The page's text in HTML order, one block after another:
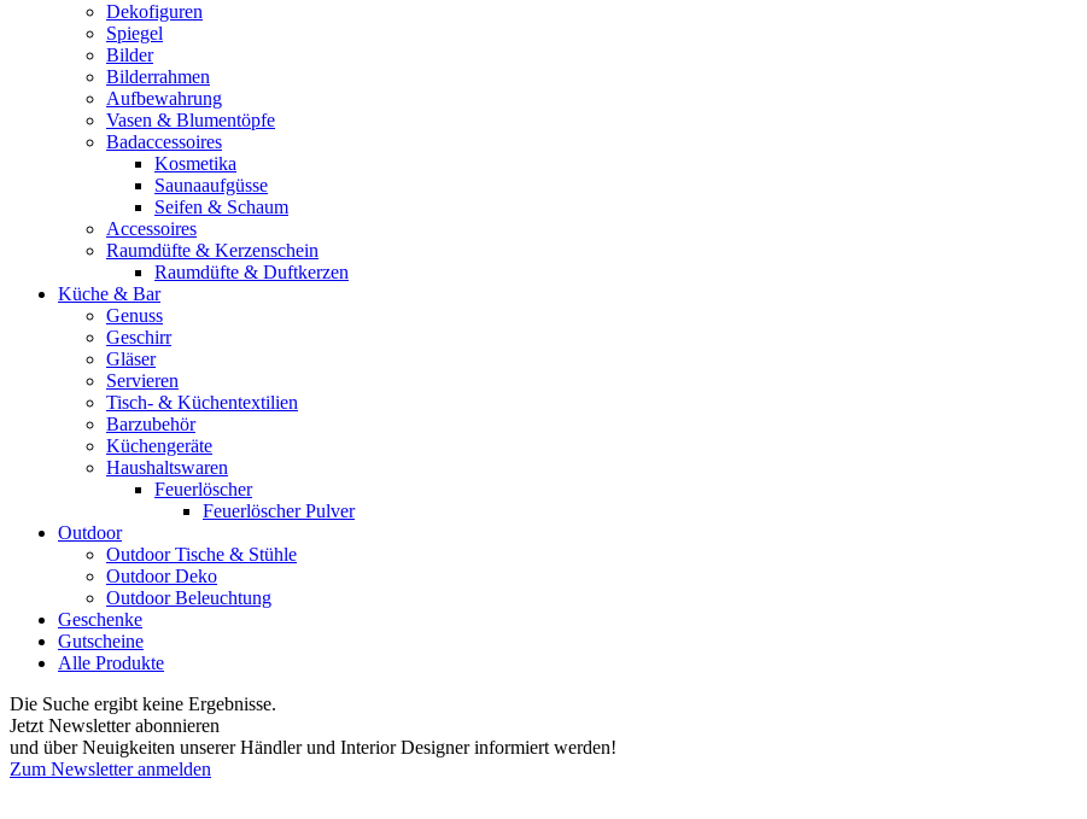
Dekofiguren
Spiegel
Bilder
Bilderrahmen
Aufbewahrung
Vasen & Blumentöpfe
Badaccessoires
Kosmetika
Saunaaufgüsse
Seifen & Schaum
Accessoires
Raumdüfte & Kerzenschein
Raumdüfte & Duftkerzen
Küche & Bar
Genuss
Geschirr
Gläser
Servieren
Tisch- & Küchentextilien
Barzubehör
Küchengeräte
Haushaltswaren
Feuerlöscher
Feuerlöscher Pulver
Outdoor
Outdoor Tische & Stühle
Outdoor Deko
Outdoor Beleuchtung
Geschenke
Gutscheine
Alle Produkte
Die Suche ergibt keine Ergebnisse.
Jetzt Newsletter abonnieren
und über Neuigkeiten unserer Händler und Interior Designer informiert werden!
Zum Newsletter anmelden